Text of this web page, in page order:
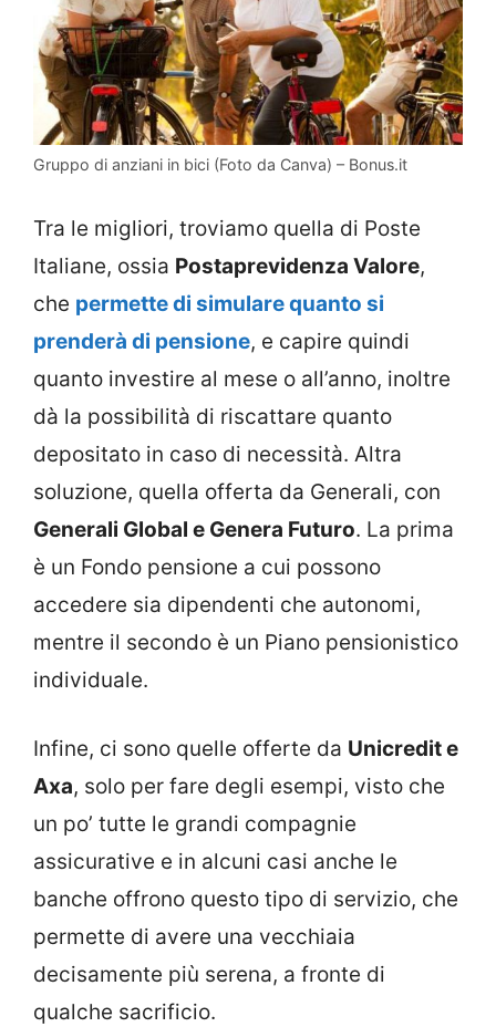
Gruppo di anziani in bici (Foto da Canva) – Bonus.it
Tra le migliori, troviamo quella di Poste
Italiane, ossia Postaprevidenza Valore,
che permette di simulare quanto si
prenderà di pensione, e capire quindi
quanto investire al mese o all’anno, inoltre
dà la possibilità di riscattare quanto
depositato in caso di necessità. Altra
soluzione, quella offerta da Generali, con
Generali Global e Genera Futuro. La prima
è un Fondo pensione a cui possono
accedere sia dipendenti che autonomi,
mentre il secondo è un Piano pensionistico
individuale.
Infine, ci sono quelle offerte da Unicredit e
Axa, solo per fare degli esempi, visto che
un po’ tutte le grandi compagnie
assicurative e in alcuni casi anche le
banche offrono questo tipo di servizio, che
permette di avere una vecchiaia
decisamente più serena, a fronte di
qualche sacrificio.